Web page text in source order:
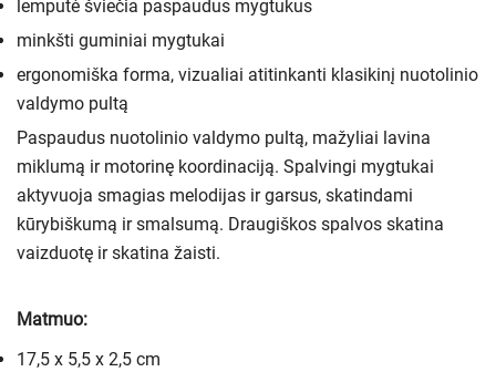
lemputė šviečia paspaudus mygtukus
minkšti guminiai mygtukai
ergonomiška forma, vizualiai atitinkanti klasikinį nuotolinio
valdymo pultą
Paspaudus nuotolinio valdymo pultą, mažyliai lavina
miklumą ir motorinę koordinaciją. Spalvingi mygtukai
aktyvuoja smagias melodijas ir garsus, skatindami
kūrybiškumą ir smalsumą. Draugiškos spalvos skatina
vaizduotę ir skatina žaisti.
Matmuo:
17,5 x 5,5 x 2,5 cm